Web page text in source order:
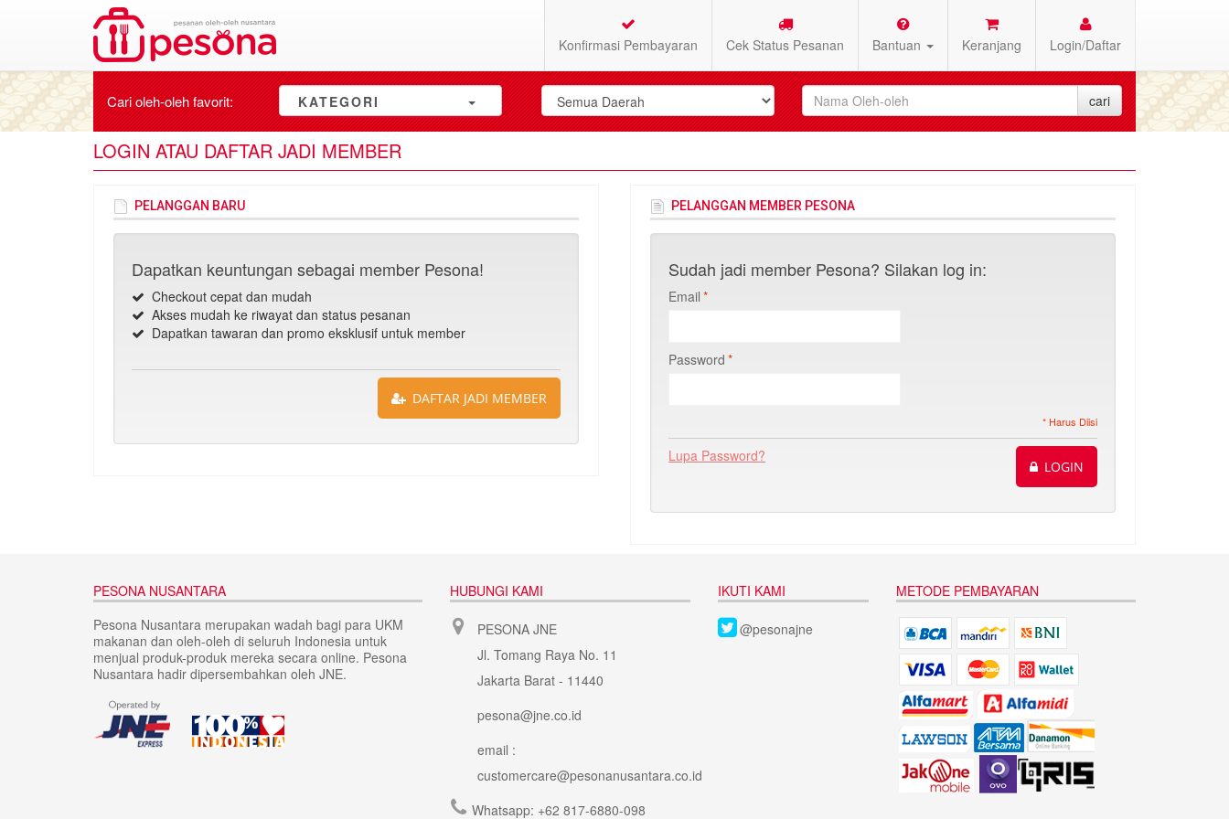
Konfirmasi Pembayaran Cek Status Pesanan Bantuan Keranjang Login/Daftar
Cari oleh-olehfavorit: KATEGORI
LOGIN ATAU DAFTAR JADI MEMBER
PELANGGAN BARU
Dapatkan keuntungan sebagai member Pesona!
Checkout cepat dan mudah
Akses mudah ke riwayat dan status pesanan
Dapatkan tawaran dan promo eksklusif untuk member
DAFTAR JADI MEMBER
PELANGGAN MEMBER PESONA
Sudah jadi member Pesona? Silakan log in:
*
Email
*
Password
* Harus Diisi
Lupa Password?
LOGIN
PESONA NUSANTARA
Pesona Nusantara merupakan wadah bagi para UKM
makanan dan oleh-oleh di seluruh Indonesia untuk
menjual produk-produk mereka secara online. Pesona
Nusantara hadir dipersembahkan oleh JNE.
HUBUNGI KAMI
PESONA JNE
Jl. Tomang Raya No. 11
Jakarta Barat - 11440
pesona@jne.co.id
email :
customercare@pesonanusantara.co.id
Whatsapp: +62 817-6880-098
IKUTI KAMI
@pesonajne
METODE PEMBAYARAN